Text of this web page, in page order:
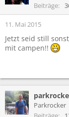
Beiträge
11. Mai 2015
Jetzt seid still
mit campen!!
Parkrocker